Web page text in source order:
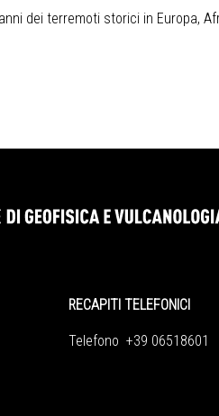
dei terremoti storici in Europa,
RECAPITI TELEFONICI
Telefono +39 06518601